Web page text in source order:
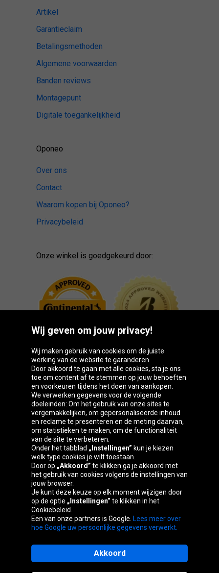
Artikel
Garantieclaim
Betalingsmethoden
Algemene voorwaarden
Banden reviews
Montagepunt
Digitale toegankelijkheid
Oponeo
Over ons
Contact
Waarom kopen bij Oponeo?
Privacybeleid
Onze winkel is goedgekeurd door:
Oponeo-groep
Česká
republika
Deutschland Éire España
France Italia Magyarország Nederland
Österreich
republika
Kingdom
Sitemaps
Wij geven om jouw privacy!
Wij maken gebruik van cookies om de juiste
werking van de website te garanderen.
Door akkoord te gaan met alle cookies, sta je ons
toe om content af te stemmen op jouw behoeften
en voorkeuren tijdens het doen van aankopen.
We verwerken gegevens voor de volgende
doeleinden: Om het gebruik van onze sites te
vergemakkelijken, om gepersonaliseerde inhoud
en reclame te presenteren en de meting daarvan,
om statistieken te maken, om de functionaliteit
van de site te verbeteren.
Onder het tabblad „Instellingen” kun je kiezen
welk type cookies je wilt toestaan.
Door op „Akkoord” te klikken ga je akkoord met
het gebruik van cookies volgens de instellingen van
jouw browser.
Je kunt deze keuze op elk moment wijzigen door
op de optie „Instellingen” te klikken in het
Cookiebeleid.
Een van onze partners is Google. Lees meer over
hoe Google uw persoonlijke gegevens verwerkt.
Akkoord